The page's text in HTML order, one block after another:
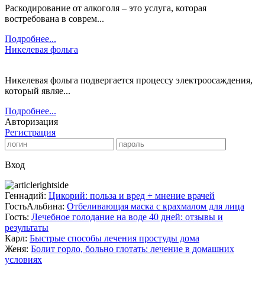
Раскодирование от алкоголя – это услуга, которая
востребована в соврем...
Подробнее...
Никелевая фольга
Никелевая фольга подвергается процессу электроосаждения,
который являе...
Подробнее...
Авторизация
Регистрация
Вход
Геннадий: Цикорий: польза и вред + мнение врачей
ГостьАльбина: Отбеливающая маска с крахмалом для лица
Гость: Лечебное голодание на воде 40 дней: отзывы и
результаты
Карл: Быстрые способы лечения простуды дома
Женя: Болит горло, больно глотать: лечение в домашних
условиях